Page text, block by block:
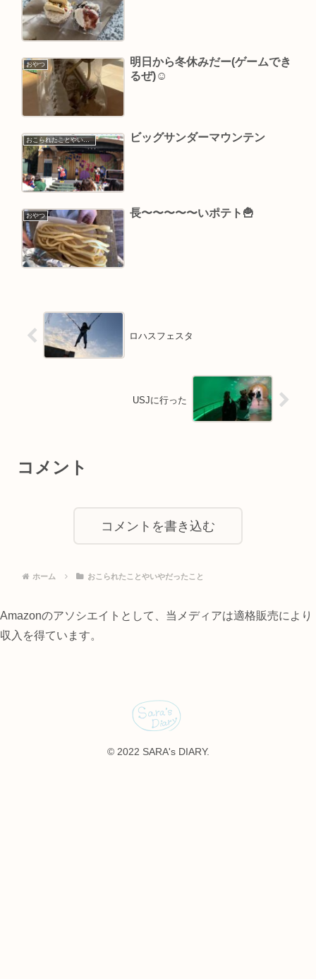
おやつ
明日から冬休みだー(ゲームでき
るぜ)☺️
おこられたことやいやだったこと ビッグサンダーマウンテン
おやつ 長〜〜〜〜〜いポテト🍟
ロハスフェスタ
USJに行った
コメント
コメントを書き込む
ホーム おこられたことやいやだったこと
Amazonのアソシエイトとして、当メディアは適格販売により
収入を得ています。
© 2022 SARA's DIARY.